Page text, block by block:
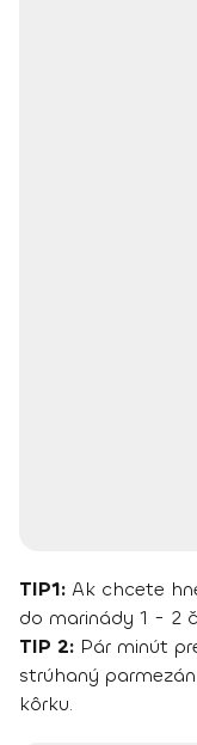
TIP1: Ak chcete
do marinády 1 - 2
TIP 2: Pár minút
strúhaný
kôrku.